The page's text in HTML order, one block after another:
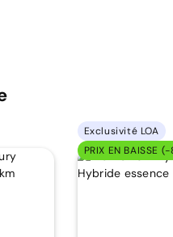
Exclusivité LOA
PRIX EN BAISSE